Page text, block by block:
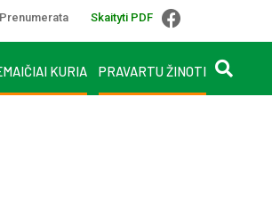
Prenumerata Skaityti PDF
KURIA PRAVARTU ŽINOTI